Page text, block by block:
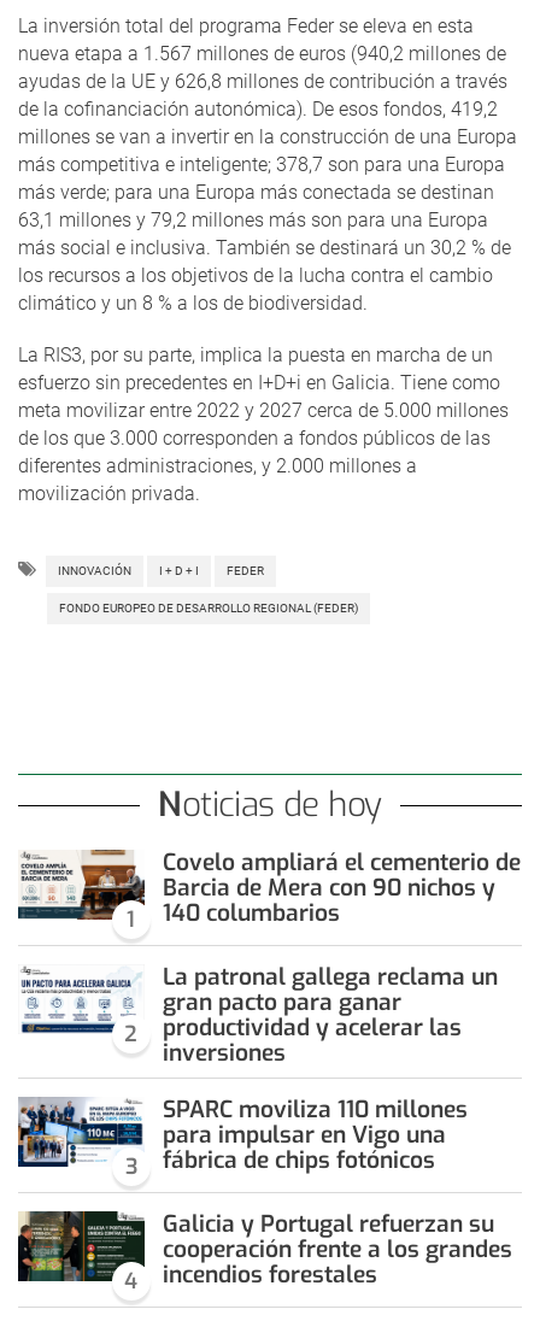
La inversión total del programa Feder se eleva en esta
nueva etapa a 1.567 millones de euros (940,2 millones de
ayudas de la UE y 626,8 millones de contribución a través
de la cofinanciación autonómica). De esos fondos, 419,2
millones se van a invertir en la construcción de una Europa
más competitiva e inteligente; 378,7 son para una Europa
más verde; para una Europa más conectada se destinan
63,1 millones y 79,2 millones más son para una Europa
más social e inclusiva. También se destinará un 30,2 % de
los recursos a los objetivos de la lucha contra el cambio
climático y un 8 % a los de biodiversidad.
La RIS3, por su parte, implica la puesta en marcha de un
esfuerzo sin precedentes en I+D+i en Galicia. Tiene como
meta movilizar entre 2022 y 2027 cerca de 5.000 millones
de los que 3.000 corresponden a fondos públicos de las
diferentes administraciones, y 2.000 millones a
movilización privada.
INNOVACIÓN I + D + I FEDER
FONDO EUROPEO DE DESARROLLO REGIONAL (FEDER)
Noticias de hoy
1
Covelo ampliará el cementerio de
Barcia de Mera con 90 nichos y
140 columbarios
2
La patronal gallega reclama un
gran pacto para ganar
productividad y acelerar las
inversiones
3
SPARC moviliza 110 millones
para impulsar en Vigo una
fábrica de chips fotónicos
4
Galicia y Portugal refuerzan su
cooperación frente a los grandes
incendios forestales